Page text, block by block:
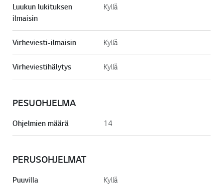
Luukun lukituksen
ilmaisin
Kyllä
Virheviesti-ilmaisin Kyllä
Virheviestihälytys Kyllä
PESUOHJELMA
Ohjelmien määrä 14
PERUSOHJELMAT
Puuvilla Kyllä